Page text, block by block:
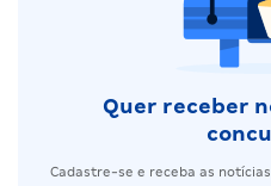
Quer receber
Cadastre-se e receba as